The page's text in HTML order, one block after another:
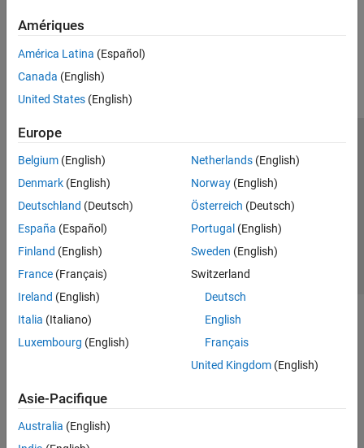
Amériques
América Latina (Español)
Canada (English)
United States (English)
Europe
Belgium (English)
Denmark (English)
Deutschland (Deutsch)
España (Español)
Finland (English)
France (Français)
Ireland (English)
Italia (Italiano)
Luxembourg (English)
Netherlands(English)
Norway(English)
Österreich (Deutsch)
Portugal (English)
Sweden (English)
Switzerland
Deutsch
English
Français
United Kingdom(English)
Asie-Pacifique
Australia (English)
Lutte anti-piratage
Contacts locaux
© 1994-2026 The MathWorks, Inc.